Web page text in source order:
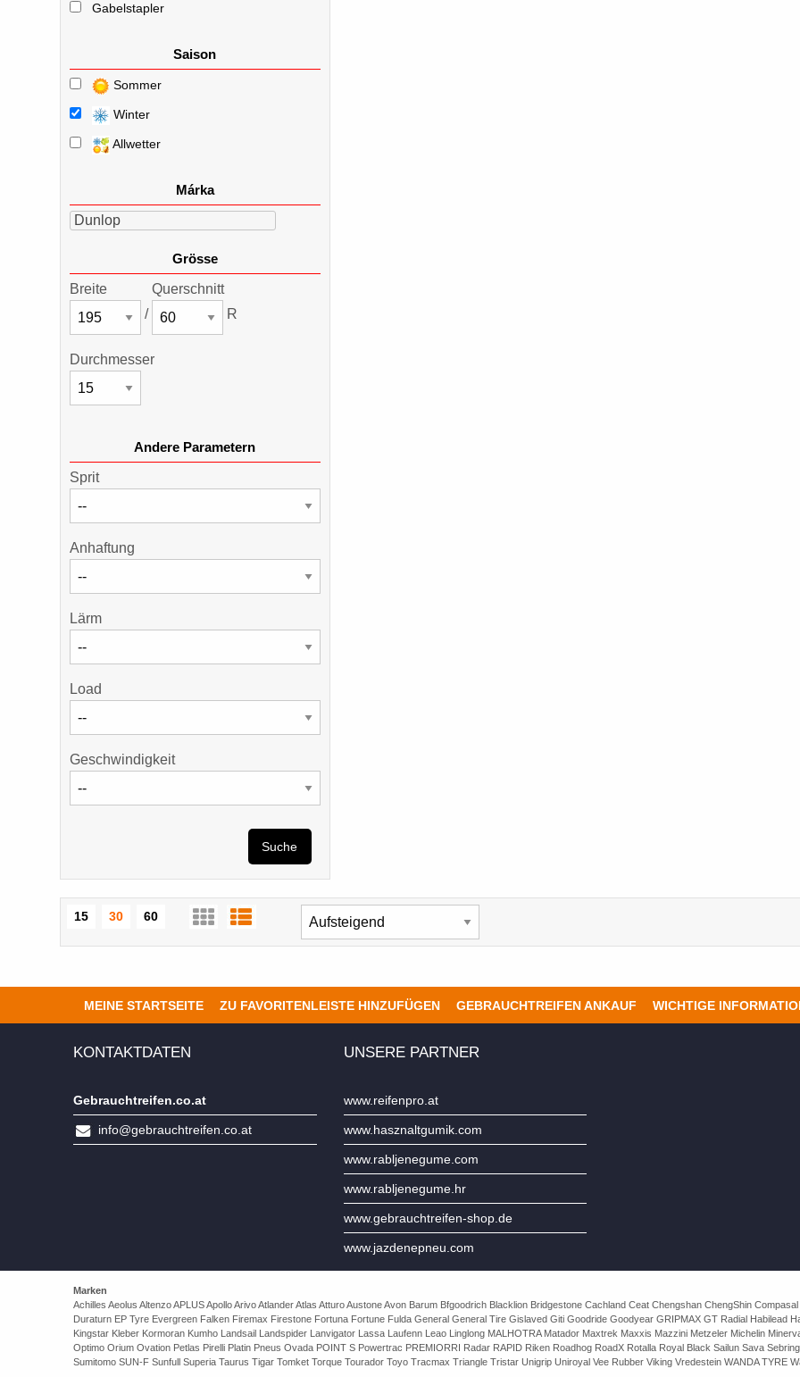
Gabelstapler
Saison
Sommer
Winter
Allwetter
Márka
Dunlop
Grösse
Breite
/
Querschnitt
R
Durchmesser
Andere Parametern
Sprit
Anhaftung
Lärm
Load
Geschwindigkeit
Suche
15 30 60
MEINE STARTSEITE ZU FAVORITENLEISTE HINZUFÜGEN GEBRAUCHTREIFEN ANKAUF WICHTIGE
KONTAKTDATEN
Gebrauchtreifen.co.at
info@gebrauchtreifen.co.at
UNSERE PARTNER
www.reifenpro.at
www.hasznaltgumik.com
www.rabljenegume.com
www.rabljenegume.hr
www.gebrauchtreifen-shop.de
www.jazdenepneu.com
Marken
Achilles Aeolus Altenzo APLUS Apollo Arivo Atlander Atlas Atturo Austone Avon Barum Bfgoodrich Blacklion Bridgestone Cachland Ceat Chengshan ChengShin
Duraturn EP Tyre Evergreen Falken Firemax Firestone Fortuna Fortune Fulda General General Tire Gislaved Giti Goodride Goodyear GRIPMAX GT Radial Habilead
Kingstar Kleber Kormoran Kumho Landsail Landspider Lanvigator Lassa Laufenn Leao Linglong MALHOTRA Matador Maxtrek Maxxis Mazzini Metzeler Michelin
Optimo Orium Ovation Petlas Pirelli Platin Pneus Ovada POINT S Powertrac PREMIORRI Radar RAPID Riken Roadhog RoadX Rotalla Royal Black Sailun Sava
Sumitomo SUN-F Sunfull Superia Taurus Tigar Tomket Torque Tourador Toyo Tracmax Triangle Tristar Unigrip Uniroyal Vee Rubber Viking Vredestein WANDA TYRE